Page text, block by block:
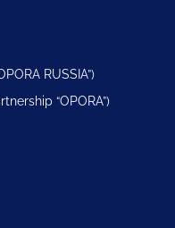
RUSSIA”)
“OPORA”)